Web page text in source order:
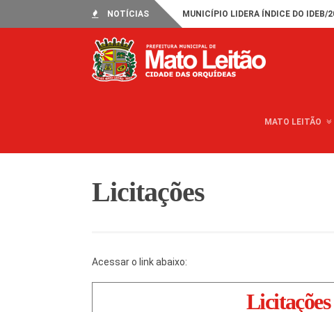
MUNICÍPIO LIDERA ÍNDICE DO IDEB/
NOTÍCIAS
MATO LEITÃO
Licitações
Acessar o link abaixo: